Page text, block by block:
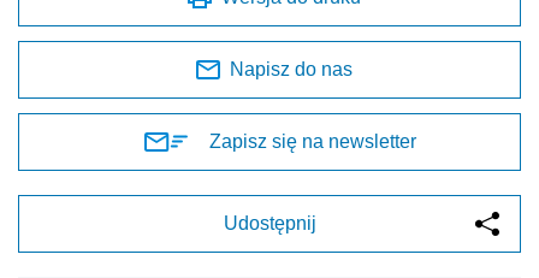
Napisz do nas
Zapisz się na newsletter
Udostępnij